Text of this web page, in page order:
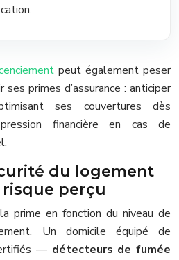
peut également peser
primes d’assurance : anticiper
ses couvertures dès
financière en cas de
du logement
perçu
prime en fonction du niveau de
Un domicile équipé de
— détecteurs de fumée